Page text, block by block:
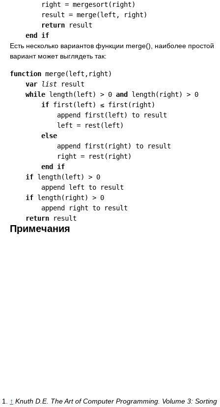
        right = mergesort(right)
        result = merge(left, right)
return result
end if
Есть несколько вариантов функции merge(), наиболее простой
вариант может выглядеть так:
function merge(left,right)
var
list result
while length(left) > 0 and
length(right) > 0
if first(left) ≤ first(right)
            append first(left) to result
            left = rest(left)
else
            append first(right) to result
            right = rest(right)
end if
if length(left) > 0
        append left to result
if length(right) > 0
        append right to result
return
Примечания
↑ Knuth D.E. The Art of Computer Programming. Volume 3: Sorting